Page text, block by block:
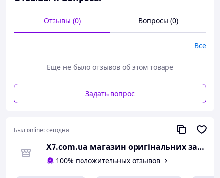
У нас вы найдете большой выбор оригинальных
Отзывы (0) Вопросы (0)
Все
Еще не было отзывов об этом товаре
Задать вопрос
Был online:сегодня
Х7.com.ua магазин оригінальних запчастин до ваших пристроїв
100% положительных отзывов